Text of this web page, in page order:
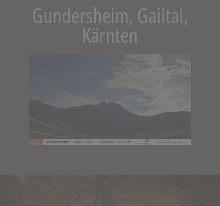
Gundersheim, Gailtal,
Kärnten